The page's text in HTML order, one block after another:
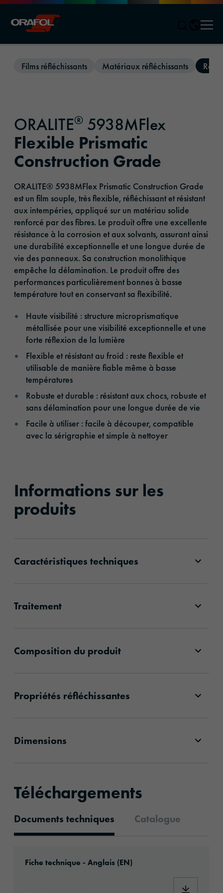
Films réfléchissants Matériaux réfléchissants
ORALITE® 5938MFlex
Flexible Prismatic
Construction Grade
ORALITE® 5938MFlex Prismatic Construction Grade
est un film souple, très flexible, réfléchissant et résistant
aux intempéries, appliqué sur un matériau solide
renforcé par des fibres. Le produit offre une excellente
résistance à la corrosion et aux solvants, assurant ainsi
une durabilité exceptionnelle et une longue durée de
vie des panneaux. Sa construction monolithique
empêche la délamination. Le produit offre des
performances particulièrement bonnes à basse
température tout en conservant sa flexibilité.
Haute visibilité : structure microprismatique
métallisée pour une visibilité exceptionnelle et une
forte réflexion de la lumière
Flexible et résistant au froid : reste flexible et
utilisable de manière fiable même à basse
températures
Robuste et durable : résistant aux chocs, robuste et
sans délamination pour une longue durée de vie
Facile à utiliser : facile à découper, compatible
avec la sérigraphie et simple à nettoyer
Informations sur les
produits
Caractéristiques techniques
Traitement
Composition du produit
Propriétés réfléchissantes
Dimensions
Téléchargements
Documents techniques Catalogue
Fiche technique - Anglais (EN)